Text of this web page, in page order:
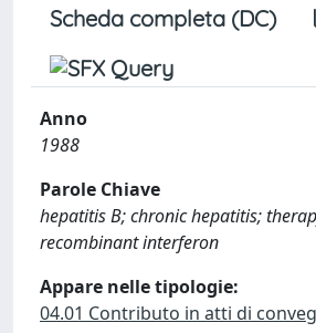
Scheda completa (DC)
Anno
1988
Parole Chiave
hepatitis B; chronic hepatitis;
recombinant interferon
Appare nelle tipologie:
04.01 Contributo in atti di